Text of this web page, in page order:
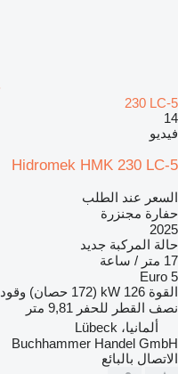
230 LC-5
14
فيديو
Hidromek HMK 230 LC-5
السعر عند الطلب
حفارة مجنزرة
2025
حالة المركبة جديد
17 متر / ساعة
Euro 5
القوة 126 kW (172 حصان) وقود
نصف القطر للحفر 9,81 متر
ألمانيا، Lübeck
Buchhammer Handel GmbH
الاتصال بالبائع